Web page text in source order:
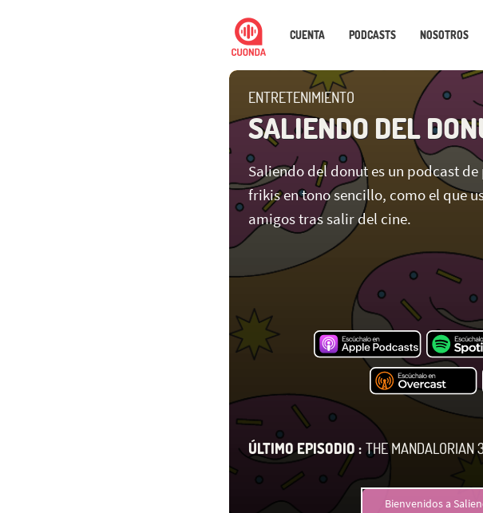
CUENTA PODCASTS NOSOTROS
ENTRETENIMIENTO
SALIENDO DEL
Saliendo del donut es un podcast de
frikis en tono sencillo, como el que
amigos tras salir del cine.
ÚLTIMO EPISODIO : THE MANDALORIAN
Bienvenidos a